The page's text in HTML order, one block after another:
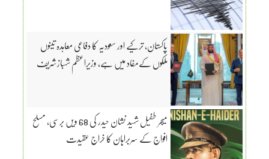
پاکستان، ترکیے اور سعودیہ کا دفاعی معاہدہ تینوں
ملکوں کےمفاد میں ہے، وزیراعظم شہبازشریف
میجر طفیل شہید نشان حیدر کی 68 ویں برسی، مسلح
افواج کے سربراہان کا خراج عقیدت